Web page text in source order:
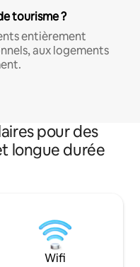
tourisme ?
entièrement
aux logements
pour des
longue durée
Wifi